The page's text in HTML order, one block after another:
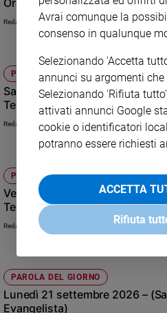
Ordinario – Anno A)
Redazione FC
PAROLA DEL GIORNO
Sabato 18 luglio 2026 –
Tempo Ordinario – Anno Pari)
Redazione FC
PAROLA DEL GIORNO
Venerdì 17 luglio 2026 –
Tempo Ordinario – Anno Pari)
Redazione FC
PAROLA DEL GIORNO
Lunedì 21 settembre 2026 –
Evangelista)
Avrai comunque la
consenso in qualunque
Selezionando 'Accetta
annunci su argomenti
Selezionando 'Rifiuta
attivati annunci Google
cookie o identificatori
potranno essere richiesti
ACCETTA
Rifiuta